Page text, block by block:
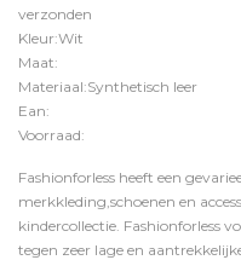
verzonden
Kleur:Wit
Maat:
Materiaal:Synthetisch leer
Ean:
Voorraad:
Fashionforless heeft een
merkkleding,schoenen en
kindercollectie. Fashionforless
tegen zeer lage en